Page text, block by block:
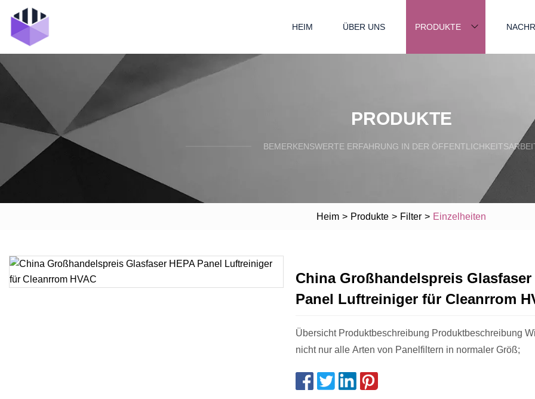
HEIM ÜBER UNS PRODUKTE
PRODUKTE
BEMERKENSWERTE ERFAHRUNG IN DER
Heim > Produkte > Filter > Einzelheiten
China Großhandelspreis Glasfaser
Panel Luftreiniger für Cleanrrom
Übersicht Produktbeschreibung Produktbeschreibung
nicht nur alle Arten von Panelfiltern in normaler Größ;